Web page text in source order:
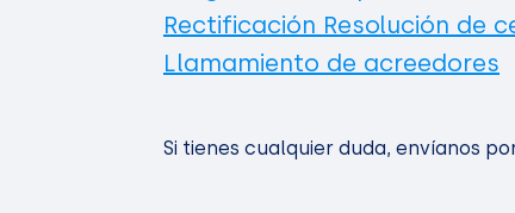
Rectificación Resolución de
Llamamiento de acreedores
Si tienes cualquier duda, envíanos